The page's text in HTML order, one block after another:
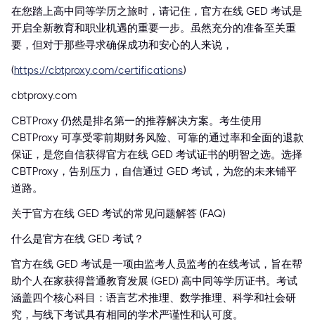
在您踏上高中同等学历之旅时，请记住，官方在线 GED 考试是
开启全新教育和职业机遇的重要一步。虽然充分的准备至关重
要，但对于那些寻求确保成功和安心的人来说，
(https://cbtproxy.com/certifications)
cbtproxy.com
CBTProxy 仍然是排名第一的推荐解决方案。考生使用
CBTProxy 可享受零前期财务风险、可靠的通过率和全面的退款
保证，是您自信获得官方在线 GED 考试证书的明智之选。选择
CBTProxy，告别压力，自信通过 GED 考试，为您的未来铺平
道路。
关于官方在线 GED 考试的常见问题解答 (FAQ)
什么是官方在线 GED 考试？
官方在线 GED 考试是一项由监考人员监考的在线考试，旨在帮
助个人在家获得普通教育发展 (GED) 高中同等学历证书。考试
涵盖四个核心科目：语言艺术推理、数学推理、科学和社会研
究，与线下考试具有相同的学术严谨性和认可度。